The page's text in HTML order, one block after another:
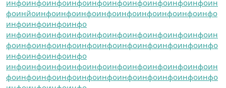
инфоинфоинфоинфоинфоинфоинфоинфоинфоинфоин
фоинйоинфоинфоинфоинфоинфоинфоинфоинфоинфо
инфоинфоинфоинфо
инфоинфоинфоинфоинфоинфоинфоинфоинфоинфоин
фоинфоинфоинфоинфоинфоинфоинфоинфоинфоинфо
инфоинфоинфоинфо
инфоинфоинфоинфоинфоинфоинфоинфоинфоинфоин
фоинфоинфоинфоинфоинфоинфоинфоинфоинфоинфо